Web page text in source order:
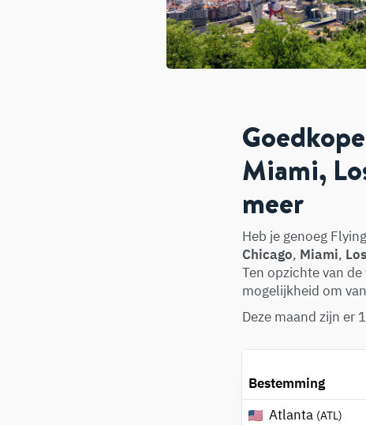
Miami,
meer
Heb je genoeg
Chicago, Miami,
Ten opzichte van
mogelijkheid om
Deze maand zijn er
Bestemming
Atlanta (ATL)